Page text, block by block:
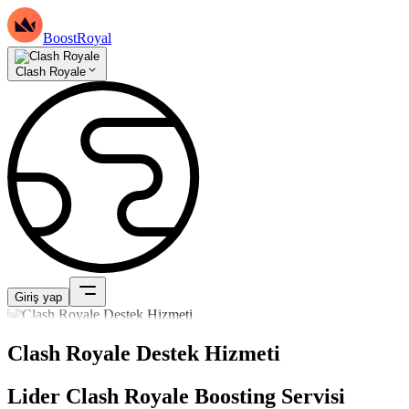
BoostRoyal
Clash Royale
Giriş yap
Clash Royale Destek Hizmeti
Lider Clash Royale Boosting Servisi